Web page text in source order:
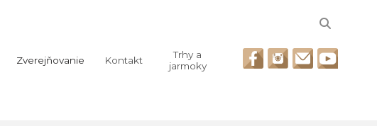
Zverejňovanie Kontakt
Trhy a
jarmoky